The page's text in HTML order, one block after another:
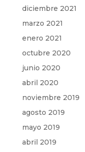
diciembre 2021
marzo 2021
enero 2021
octubre 2020
junio 2020
abril 2020
noviembre 2019
agosto 2019
mayo 2019
abril 2019